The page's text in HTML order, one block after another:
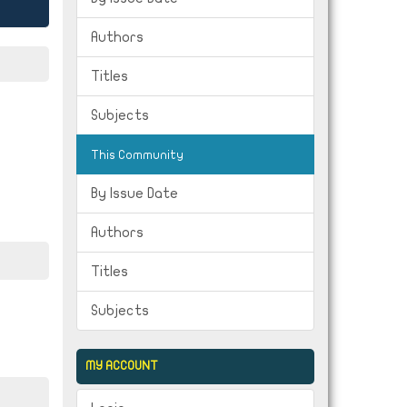
Authors
Titles
Subjects
This Community
By Issue Date
Authors
Titles
Subjects
MY ACCOUNT